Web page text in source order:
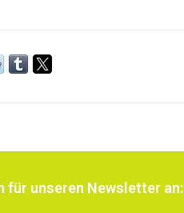
für unseren Newsletter an: